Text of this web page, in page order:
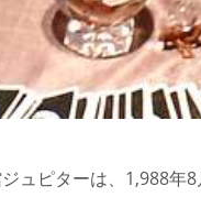
【占喫茶ルビーの館 なんば
十斉(だいたかしませいはく
ュピターは、1,988年8